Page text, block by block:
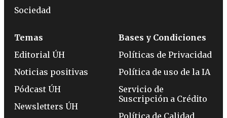
Sociedad
Temas
Editorial ÚH
Noticias positivas
Pódcast ÚH
Newsletters ÚH
Bases y Condiciones
Políticas de Privacidad
Política de uso de la IA
Servicio de
Suscripción a Crédito
Política de Calidad